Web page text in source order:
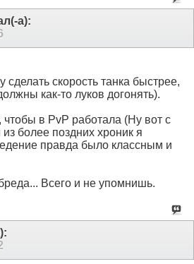
а):
сделать скорость танка быстрее,
как-то луков догонять).
чтобы в PvP работала (Ну вот с
более поздних хроник я
правда было классным и
Всего и не упомнишь.